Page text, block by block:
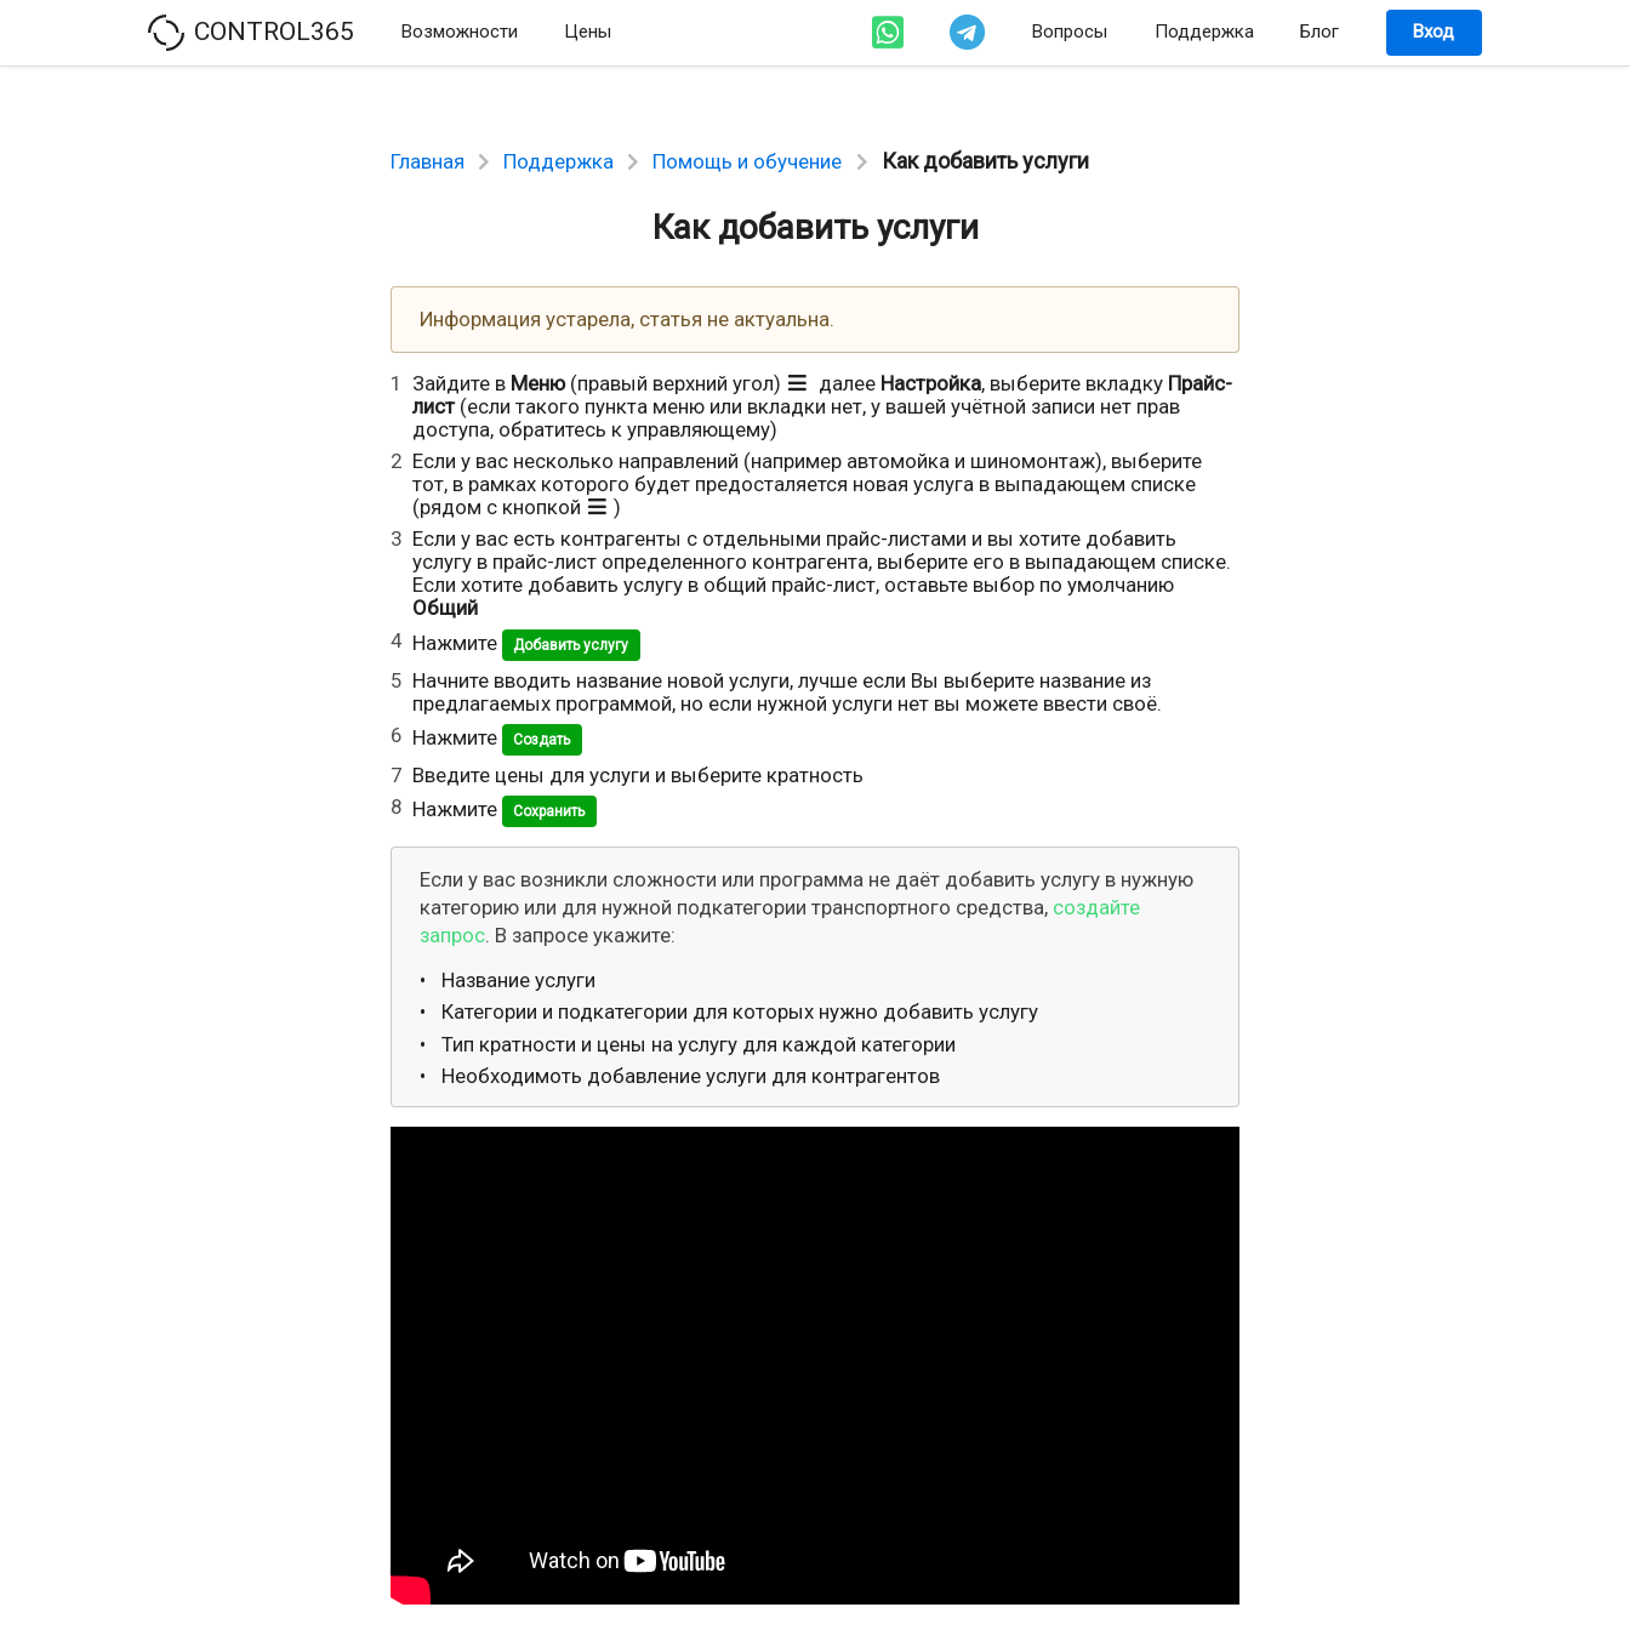
CONTROL365 Возможности Цены Вопросы Поддержка Блог Вход
Главная Поддержка Помощь и обучение Как добавить услуги
Как добавить услуги
Информация устарела, статья не актуальна.
Зайдите в Меню(правый верхний угол) далее Настройка, выберите вкладку Прайс-
лист(если такого пункта меню или вкладки нет, у вашей учётной записи нет прав
доступа, обратитесь к управляющему)
Если у вас несколько направлений (например автомойка и шиномонтаж), выберите
тот, в рамках которого будет предосталяется новая услуга в выпадающем списке
(рядом с кнопкой
)
Если у вас есть контрагенты с отдельными прайс-листами и вы хотите добавить
услугу в прайс-лист определенного контрагента, выберите его в выпадающем списке.
Если хотите добавить услугу в общий прайс-лист, оставьте выбор по умолчанию
Общий
Нажмите
Добавить услугу
Начните вводить название новой услуги, лучше если Вы выберите название из
предлагаемых программой, но если нужной услуги нет вы можете ввести своё.
Нажмите
Создать
Введите цены для услуги и выберите кратность
Нажмите
Сохранить
Если у вас возникли сложности или программа не даёт добавить услугу в нужную
категорию или для нужной подкатегории транспортного средства, создайте
запрос. В запросе укажите:
Название услуги
Категории и подкатегории для которых нужно добавить услугу
Тип кратности и цены на услугу для каждой категории
Необходимоть добавление услуги для контрагентов